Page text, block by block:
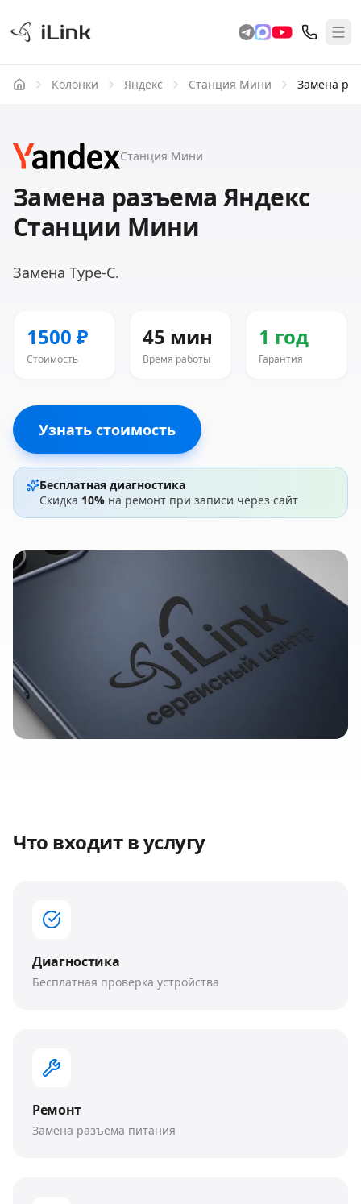
Колонки Яндекс Станция Мини Замена
Станция Мини
Замена разъема Яндекс
Станции Мини
Замена Type-C.
1500 ₽
Стоимость
45 мин
Время работы
1 год
Гарантия
Узнать стоимость
Бесплатная диагностика
Скидка 10% на ремонт при записи через сайт
Что входит в услугу
Диагностика
Бесплатная проверка устройства
Ремонт
Замена разъема питания